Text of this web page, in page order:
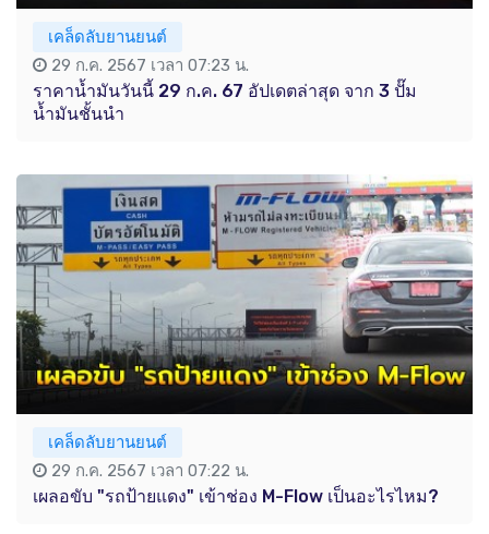
เคล็ดลับยานยนต์
29 ก.ค. 2567 เวลา 07:23 น.
ราคาน้ำมันวันนี้ 29 ก.ค. 67 อัปเดตล่าสุด จาก 3 ปั๊ม
น้ำมันชั้นนำ
เคล็ดลับยานยนต์
29 ก.ค. 2567 เวลา 07:22 น.
เผลอขับ "รถป้ายแดง" เข้าช่อง M-Flow เป็นอะไรไหม?